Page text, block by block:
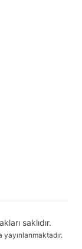
saklıdır.
yayınlanmaktadır.